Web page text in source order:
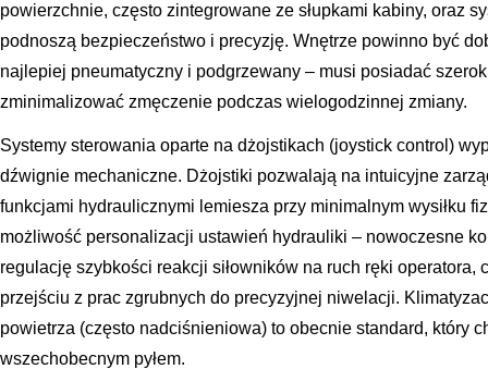
powierzchnie, często zintegrowane ze słupkami kabiny, oraz
podnoszą bezpieczeństwo i precyzję. Wnętrze powinno być
najlepiej pneumatyczny i podgrzewany – musi posiadać
zminimalizować zmęczenie podczas wielogodzinnej zmiany.
Systemy sterowania oparte na dżojstikach (joystick control)
dźwignie mechaniczne. Dżojstiki pozwalają na intuicyjne
funkcjami hydraulicznymi lemiesza przy minimalnym wysiłku
możliwość personalizacji ustawień hydrauliki – nowoczesne
regulację szybkości reakcji siłowników na ruch ręki operatora,
przejściu z prac zgrubnych do precyzyjnej niwelacji.
powietrza (często nadciśnieniowa) to obecnie standard, który
wszechobecnym pyłem.